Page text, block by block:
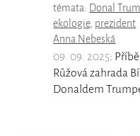
témata: Donal
ekologie, prezident
Anna Nebeská
09. 09. 2025:
Růžová zahrada
Donaldem